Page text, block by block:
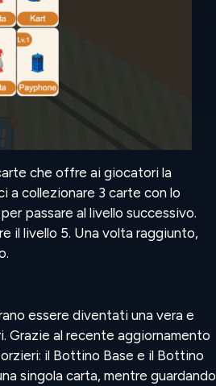
che offre ai giocatori la
a collezionare 3 carte con lo
passare al livello successivo.
il livello 5. Una volta raggiunto,
essere diventati una vera e
Grazie al recente aggiornamento
il Bottino Base e il Bottino
singola carta, mentre guardando